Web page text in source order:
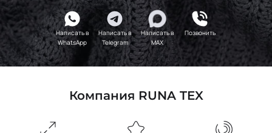
Написать в
WhatsApp
Написать в
Telegram
Написать в
MAX
Позвонить
Компания RUNA TEX